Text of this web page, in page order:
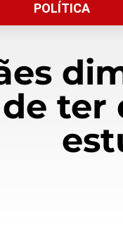
POLÍTICA
ter